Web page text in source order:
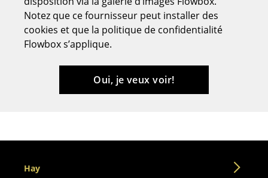
Secrétaires & Tables PC
Tables de conférence et Pupitres
Tables hautes & Pupitres
... voir toutes les tables
Notez que ce fournisseur peut installer des
cookies et que la politique de confidentialité
Flowbox s’applique.
Oui, je veux voir!
Hay